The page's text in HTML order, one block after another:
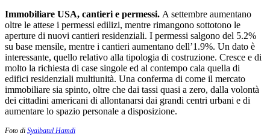
Immobiliare USA, cantieri e permessi. A settembre aumentano
oltre le attese i permessi edilizi, mentre rimangono sottotono le
aperture di nuovi cantieri residenziali. I permessi salgono del 5.2%
su base mensile, mentre i cantieri aumentano dell’1.9%. Un dato è
interessante, quello relativo alla tipologia di costruzione. Cresce e di
molto la richiesta di case singole ed al contempo cala quella di
edifici residenziali multiunità. Una conferma di come il mercato
immobiliare sia spinto, oltre che dai tassi quasi a zero, dalla volontà
dei cittadini americani di allontanarsi dai grandi centri urbani e di
aumentare lo spazio personale a disposizione.
Foto di Syaibatul Hamdi